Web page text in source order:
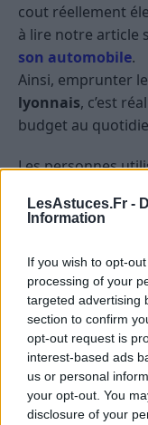
LesAstuces.Fr -
Information
If you wish to opt-
processing of your
targeted advertising
section to confirm
opt-out request is
interest-based ads
us or personal
your opt-out. You
disclosure of your
cout réellement
à lire notre article
son automobile.
Ainsi, emprunter
lyonnais, c’est
budget au
Les personnes
embouteillages.
déplacez dans
transports en